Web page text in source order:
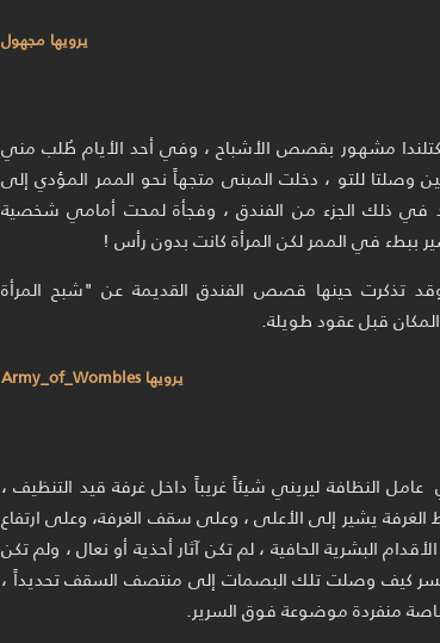
يرويها مجهول
مشهور بقصص الأشباح ، وفي أحد الأيام طُلب مني
وصلتا للتو ، دخلت المبنى متجهاً نحو الممر المؤدي إلى
في ذلك الجزء من الفندق ، وفجأة لمحت أمامي شخصية
ببطء في الممر لكن المرأة كانت بدون رأس !
تذكرت حينها قصص الفندق القديمة عن "شبح المرأة
قبل عقود طويلة.
يرويها Army_of_Wombles
النظافة ليريني شيئاً غريباً داخل غرفة قيد التنظيف ،
يشير إلى الأعلى ، وعلى سقف الغرفة، وعلى ارتفاع
البشرية الحافية ، لم تكن آثار أحذية أو نعال ، ولم تكن
كيف وصلت تلك البصمات إلى منتصف السقف تحديداً ،
منفردة موضوعة فوق السرير.